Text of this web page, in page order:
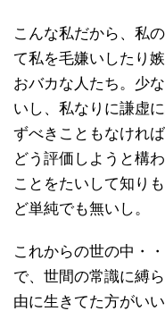
こんな私だから、私
て私を毛嫌いしたり
おバカな人たち。少
いし、私なりに謙虚
ずべきこともなけれ
どう評価しようと構
ことをたいして知り
ど単純でも無いし。
これからの世の中・
で、世間の常識に縛
由に生きてた方がい